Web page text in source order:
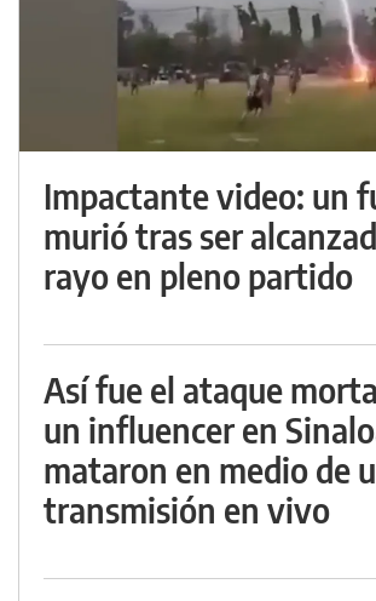
Impactante video: un
murió tras ser
rayo en pleno partido
Así fue el ataque
un influencer en
mataron en medio de
transmisión en vivo